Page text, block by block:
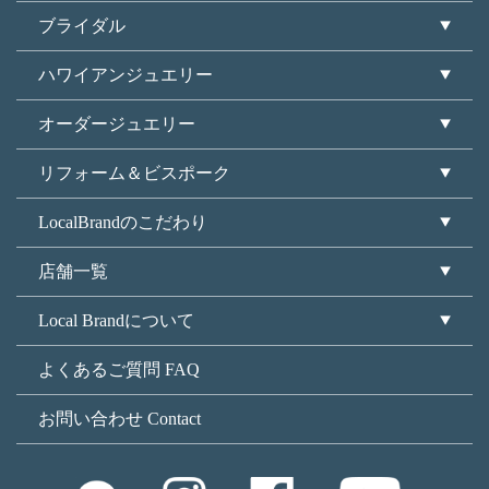
ブライダル
ハワイアンジュエリー
オーダージュエリー
リフォーム＆ビスポーク
LocalBrandのこだわり
店舗一覧
Local Brandについて
よくあるご質問 FAQ
お問い合わせ Contact